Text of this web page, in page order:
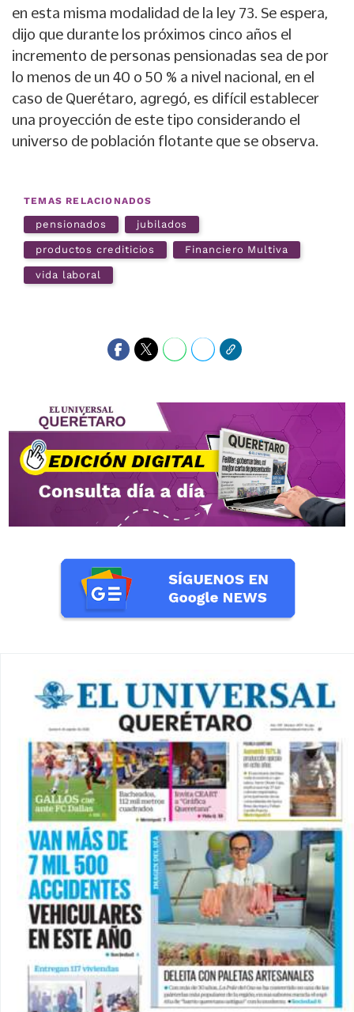
en esta misma modalidad de la ley 73. Se espera,
dijo que durante los próximos cinco años el
incremento de personas pensionadas sea de por
lo menos de un 40 o 50 % a nivel nacional, en el
caso de Querétaro, agregó, es difícil establecer
una proyección de este tipo considerando el
universo de población flotante que se observa.
TEMAS RELACIONADOS
pensionados jubilados
productos crediticios Financiero Multiva
vida laboral